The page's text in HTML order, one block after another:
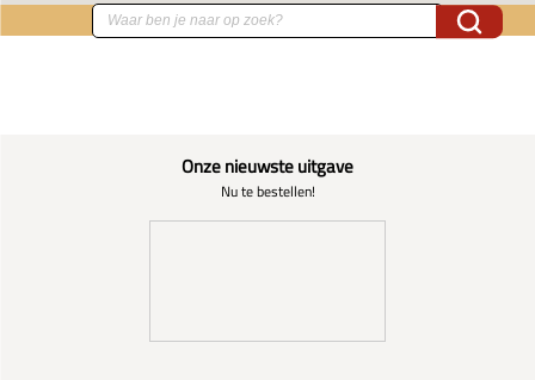
Onze nieuwste uitgave
Nu te bestellen!